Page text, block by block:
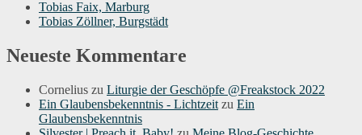
Tobias Faix, Marburg
Tobias Zöllner, Burgstädt
Neueste Kommentare
Cornelius zu Liturgie der Geschöpfe @Freakstock 2022
Ein Glaubensbekenntnis - Lichtzeit zu Ein
Glaubensbekenntnis